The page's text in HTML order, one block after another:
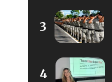
3
4